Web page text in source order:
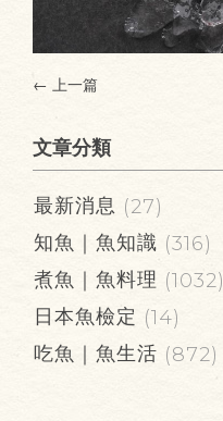
← 上一篇
文章分類
最新消息 (27)
知魚｜魚知識 (316)
煮魚｜魚料理 (1032)
日本魚檢定 (14)
吃魚｜魚生活 (872)